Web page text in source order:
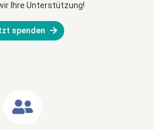
Ihre Unterstützung!
spenden